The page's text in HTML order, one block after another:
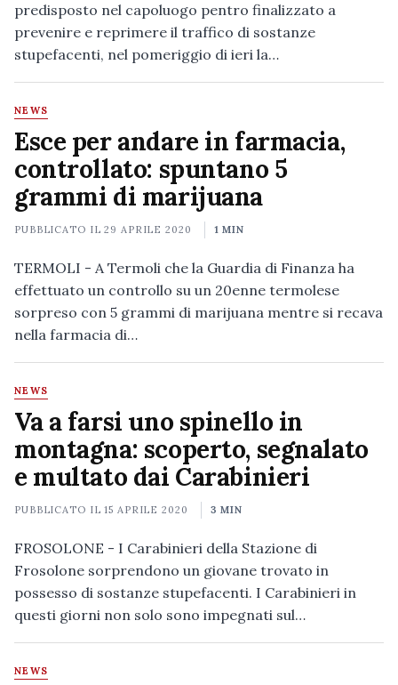
predisposto nel capoluogo pentro finalizzato a
prevenire e reprimere il traffico di sostanze
stupefacenti, nel pomeriggio di ieri la…
NEWS
Esce per andare in farmacia,
controllato: spuntano 5
grammi di marijuana
PUBBLICATO IL29 APRILE 2020 1 MIN
TERMOLI - A Termoli che la Guardia di Finanza ha
effettuato un controllo su un 20enne termolese
sorpreso con 5 grammi di marijuana mentre si recava
nella farmacia di…
NEWS
Va a farsi uno spinello in
montagna: scoperto, segnalato
e multato dai Carabinieri
PUBBLICATO IL15 APRILE 2020 3 MIN
FROSOLONE - I Carabinieri della Stazione di
Frosolone sorprendono un giovane trovato in
possesso di sostanze stupefacenti. I Carabinieri in
questi giorni non solo sono impegnati sul…
NEWS